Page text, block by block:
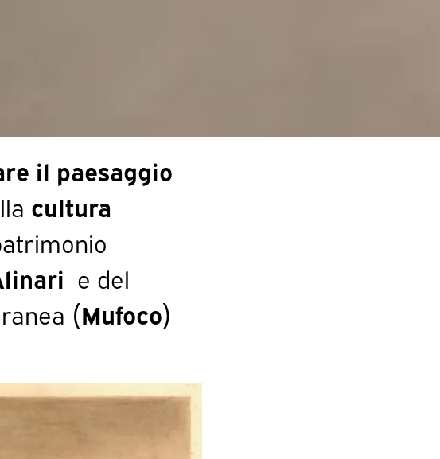
il paesaggio
cultura
e del
(Mufoco)